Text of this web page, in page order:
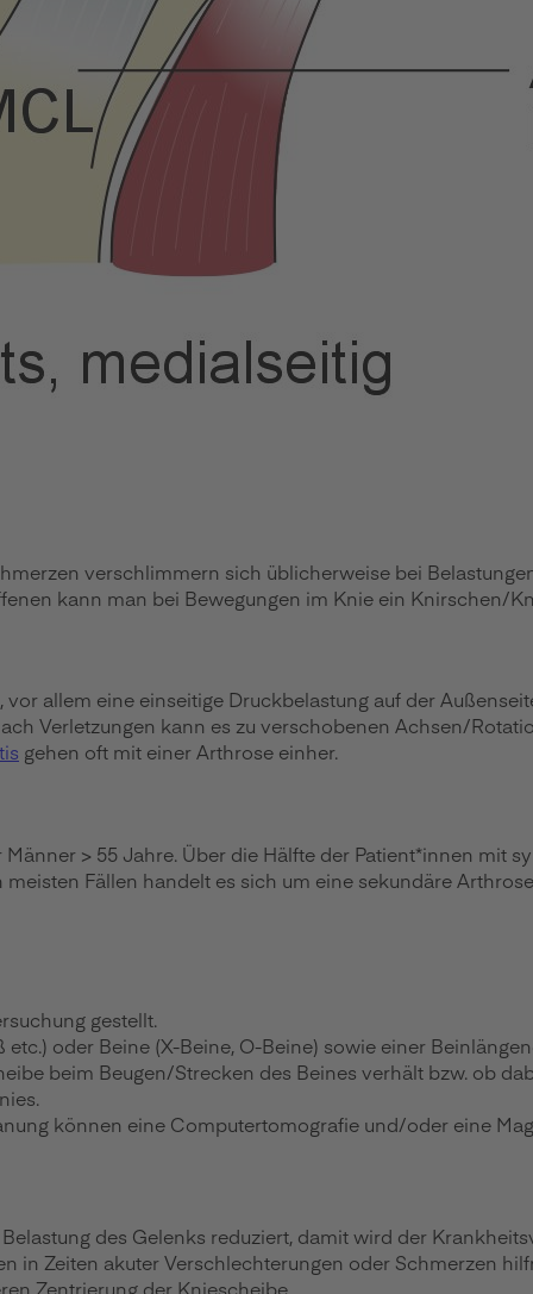
verschlimmern sich üblicherweise bei
kann man bei Bewegungen im Knie ein Knirschen/
allem eine einseitige Druckbelastung auf der
Verletzungen kann es zu verschobenen Achsen/
gehen oft mit einer Arthrose einher.
> 55 Jahre. Über die Hälfte der Patient*innen
Fällen handelt es sich um eine sekundäre
gestellt.
oder Beine (X-Beine, O-Beine) sowie einer
beim Beugen/Strecken des Beines verhält bzw. ob
können eine Computertomografie und/oder eine
des Gelenks reduziert, damit wird der
Zeiten akuter Verschlechterungen oder Schmerzen
Zentrierung der Kniescheibe.